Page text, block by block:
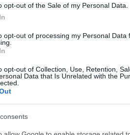
opt-out of the Sale of my Personal Data.
opt-out of processing my Personal Data
opt-out of Collection, Use, Retention,
Data that Is Unrelated with the
em
persecução. A secretária de
a centralidade do vínculo
fluxos financeiros
exchanges brasileiras como
tráfico de pessoas e outras
movimentar recursos.